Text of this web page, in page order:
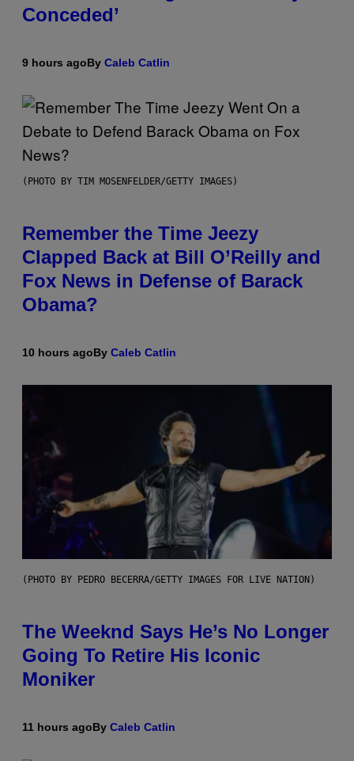
Conceded’
9 hours agoBy Caleb Catlin
(PHOTO BY TIM MOSENFELDER/GETTY IMAGES)
Remember the Time Jeezy
Clapped Back at Bill O’Reilly and
Fox News in Defense of Barack
Obama?
10 hours agoBy Caleb Catlin
(PHOTO BY PEDRO BECERRA/GETTY IMAGES FOR LIVE NATION)
The Weeknd Says He’s No Longer
Going To Retire His Iconic
Moniker
11 hours agoBy Caleb Catlin